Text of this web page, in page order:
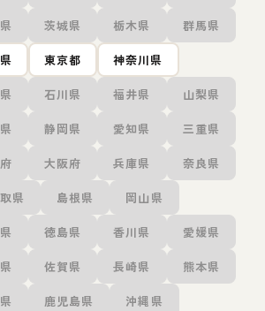
茨城県 栃木県 群馬県
東京都 神奈川県
石川県 福井県 山梨県
静岡県 愛知県 三重県
大阪府 兵庫県 奈良県
県 島根県 岡山県
徳島県 香川県 愛媛県
佐賀県 長崎県 熊本県
鹿児島県 沖縄県